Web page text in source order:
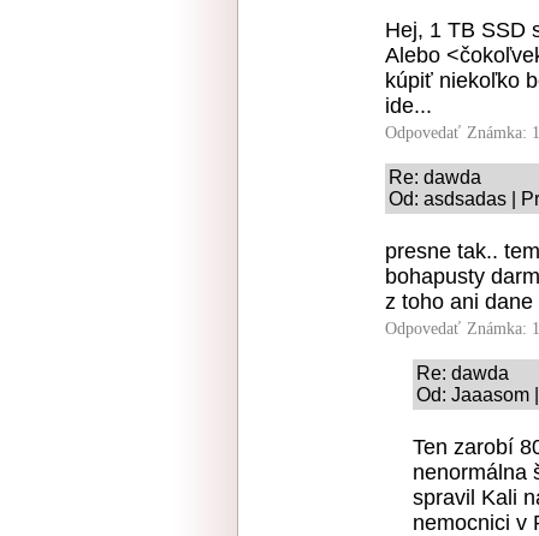
Hej, 1 TB SSD
Alebo
kúpiť niekoľko
ide...
Odpovedať Známka:
Re: dawda
Od: asdsadas |
presne tak..
bohapusty
z toho ani
Odpovedať Známka:
Re: dawda
Od: Jaaasom
Ten zarobí
nenormálna
spravil Kali
nemocnici v